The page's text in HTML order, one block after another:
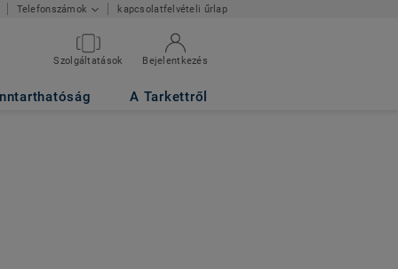
Telefonszámok kapcsolatfelvételi űrlap
Szolgáltatások Bejelentkezés
A Tarkettről